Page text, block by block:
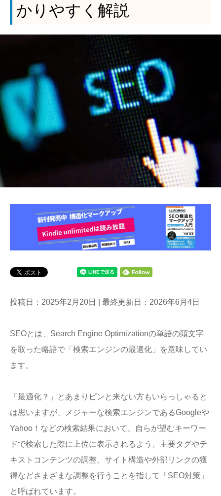
かりやすく解説
投稿日：2025年2月20日 | 最終更新日：2026年6月4日
SEOとは、Search Engine Optimizationの単語の頭文字
を取った略語で「検索エンジンの最適化」を意味してい
ます。
「最適化？」とあまりピンと来ない方もいらっしゃると
は思いますが、メジャーな検索エンジンであるGoogleや
Yahoo！などの検索結果において、自らが望むキーワー
ドで検索した際に上位に表示されるよう、主要タグやテ
キストコンテンツの調整、サイト構造や外部リンクの獲
得などさまざまな調整を行うことを指して「SEO対策」
と呼ばれています。